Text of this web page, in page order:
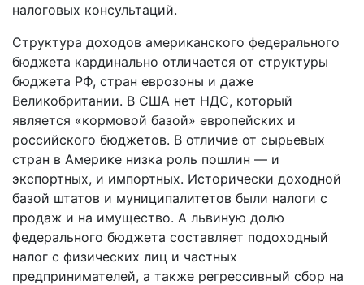
налоговых консультаций.
Структура доходов американского федерального
бюджета кардинально отличается от структуры
бюджета РФ, стран еврозоны и даже
Великобритании. В США нет НДС, который
является «кормовой базой» европейских и
российского бюджетов. В отличие от сырьевых
стран в Америке низка роль пошлин — и
экспортных, и импортных. Исторически доходной
базой штатов и муниципалитетов были налоги с
продаж и на имущество. А львиную долю
федерального бюджета составляет подоходный
налог с физических лиц и частных
предпринимателей, а также регрессивный сбор на